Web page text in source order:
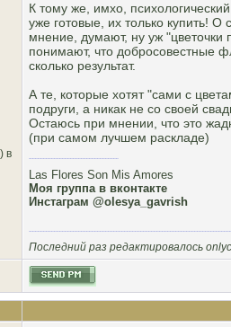
в
К тому же, имхо,
уже готовые, их только купить!
мнение, думают, ну уж "цветочки
понимают, что добросовестные
сколько результат.
А те, которые хотят "сами с
подруги, а никак не со своей
Остаюсь при мнении, что это
(при самом лучшем раскладе)
Las Flores Son Mis Amores
Моя группа в вконтакте
Инстаграм @olesya_gavrish
Последний раз редактировалось